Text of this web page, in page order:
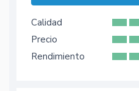
Calidad
Precio
Rendimiento